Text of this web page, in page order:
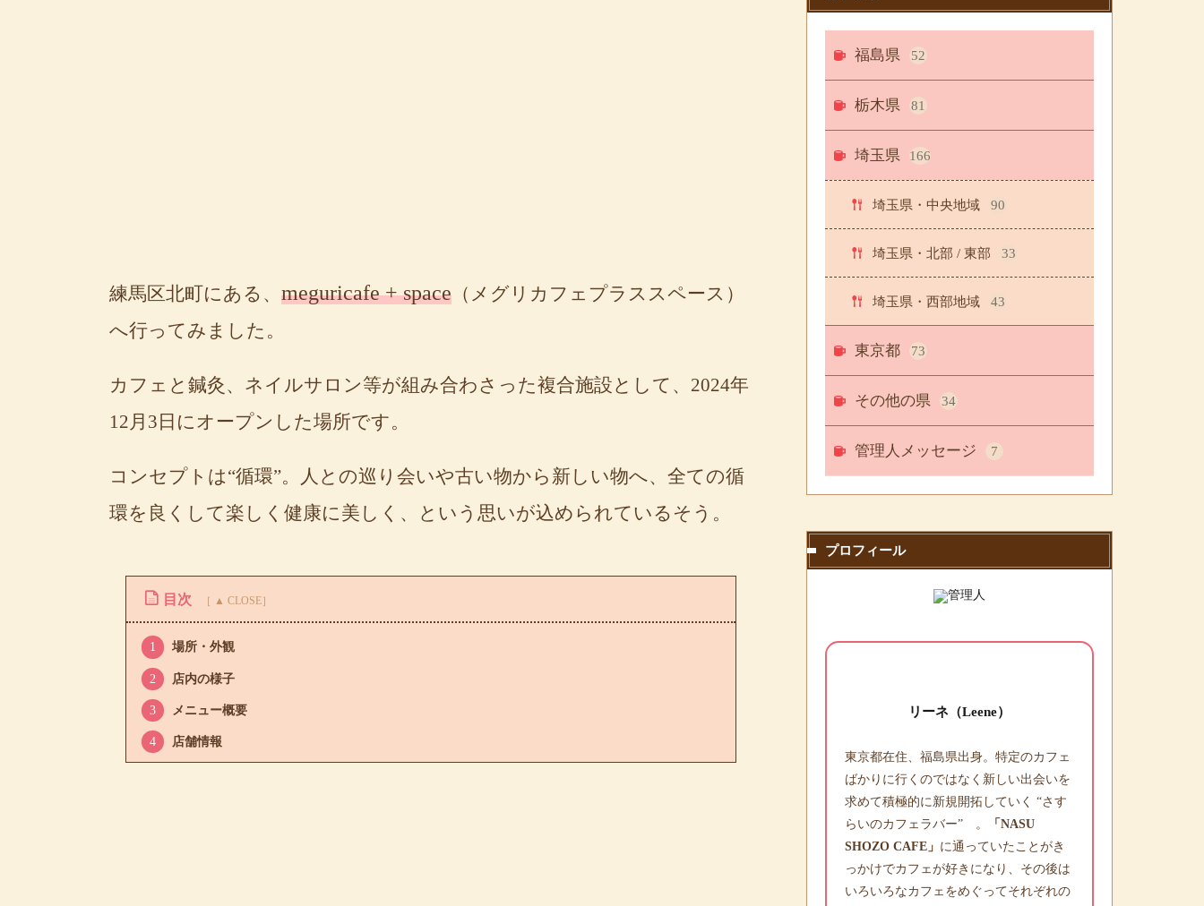
練馬区北町にある、 meguricafe + space （メグリカフェプラススペース）
へ行ってみました。
カフェと鍼灸、ネイルサロン等が組み合わさった複合施設として、2024年
12月3日にオープンした場所です。
コンセプトは“循環”。人との巡り会いや古い物から新しい物へ、全ての循
環を良くして楽しく健康に美しく、という思いが込められているそう。
目次
1 場所・外観
2 店内の様子
3 メニュー概要
4 店舗情報
福島県 52
栃木県 81
埼玉県 166
埼玉県・中央地域 90
埼玉県・北部 / 東部 33
埼玉県・西部地域 43
東京都 73
その他の県 34
管理人メッセージ 7
プロフィール
リーネ（Leene）
東京都在住、福島県出身。特定のカフェ
ばかりに行くのではなく新しい出会いを
求めて積極的に新規開拓していく “さす
らいのカフェラバー” 。
「NASU
SHOZO CAFE」 に通っていたことがき
っかけでカフェが好きになり、その後は
いろいろなカフェをめぐってそれぞれの